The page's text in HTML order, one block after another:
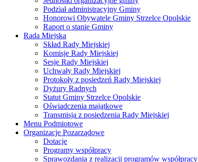
Podział administracyjny Gminy
Honorowi Obywatele Gminy Strzelce Opolskie
Raport o stanie Gminy
Rada Miejska
Skład Rady Miejskiej
Komisje Rady Miejskiej
Sesje Rady Miejskiej
Uchwały Rady Miejskiej
Protokoły z posiedzeń Rady Miejskiej
Dyżury Radnych
Statut Gminy Strzelce Opolskie
Oświadczenia majątkowe
Transmisja z posiedzenia Rady Miejskiej
Menu Podmiotowe
Organizacje Pozarządowe
Dotacje
Programy współpracy
Sprawozdania z realizacji programów współpracy